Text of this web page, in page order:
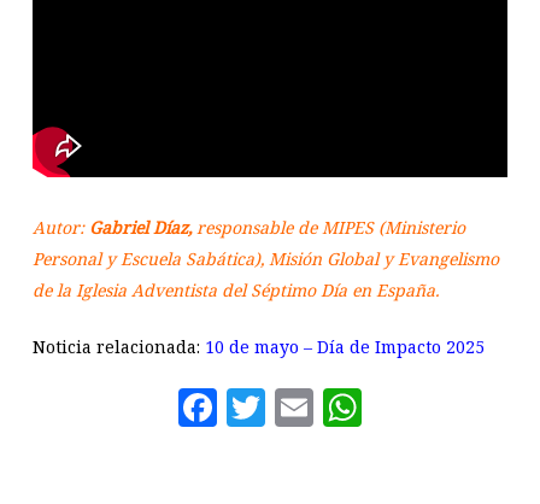
Autor: Gabriel Díaz,responsable de MIPES (Ministerio
Personal y Escuela Sabática), Misión Global y Evangelismo
de la Iglesia Adventista del Séptimo Día en España.
Noticia relacionada: 10 de mayo – Día de Impacto 2025
Facebook
Twitter
Email